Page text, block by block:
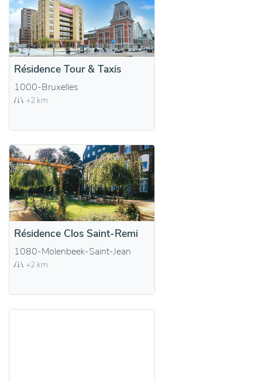
Résidence Tour & Taxis
1000-Bruxelles
+2 km
Résidence Clos Saint-Remi
1080-Molenbeek-Saint-Jean
+2 km